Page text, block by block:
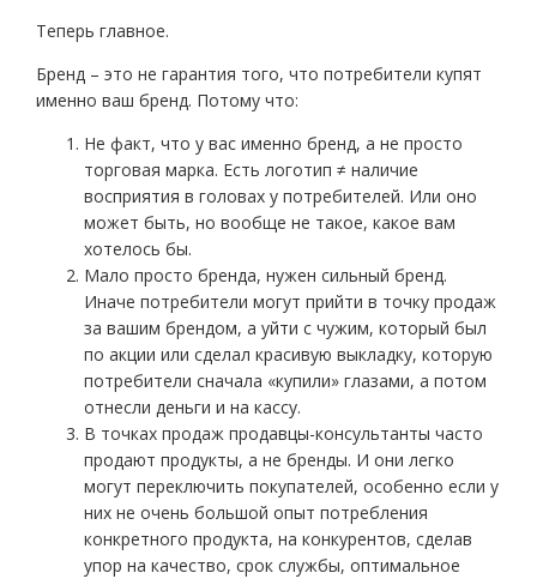
Теперь главное.
Бренд – это не гарантия того, что потребители купят
именно ваш бренд. Потому что:
Не факт, что у вас именно бренд, а не просто
торговая марка. Есть логотип ≠ наличие
восприятия в головах у потребителей. Или оно
может быть, но вообще не такое, какое вам
хотелось бы.
Мало просто бренда, нужен сильный бренд.
Иначе потребители могут прийти в точку продаж
за вашим брендом, а уйти с чужим, который был
по акции или сделал красивую выкладку, которую
потребители сначала «купили» глазами, а потом
отнесли деньги и на кассу.
В точках продаж продавцы-консультанты часто
продают продукты, а не бренды. И они легко
могут переключить покупателей, особенно если у
них не очень большой опыт потребления
конкретного продукта, на конкурентов, сделав
упор на качество, срок службы, оптимальное